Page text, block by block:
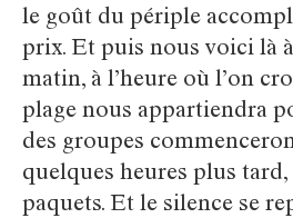
le goût du périple
prix. Et puis nous voici là
matin, à l’heure où l’on
plage nous appartiendra
des groupes
quelques heures plus
paquets. Et le silence se